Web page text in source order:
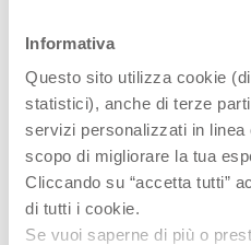
Informativa
Questo sito utilizza cookie
statistici), anche di terze
servizi personalizzati in
scopo di migliorare la tua
Cliccando su “accetta tutti”
di tutti i cookie.
Se vuoi saperne di più o
Sucette physiologique
Physioforma Soft Luxe,
silicone, Fluo Transparent
Yellow, 2 pcs. - 2-6m